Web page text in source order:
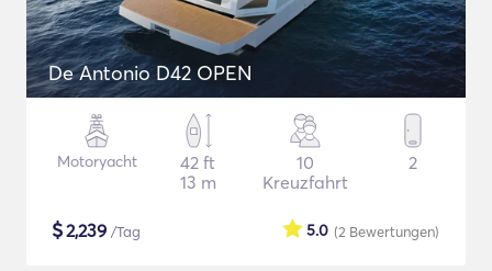
De Antonio D42 OPEN
Motoryacht
42 ft
13 m
10
Kreuzfahrt
2
$2,239 /Tag (2 Bewertungen)
5.0